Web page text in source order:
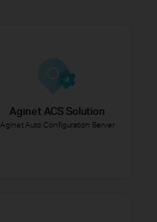
Aginet ACS Solution
Aginet Auto Configuration Server